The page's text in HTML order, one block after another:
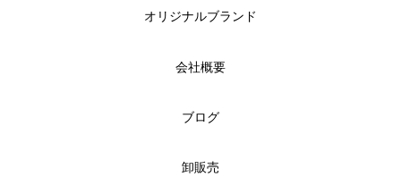
オリジナルブランド
会社概要
ブログ
卸販売